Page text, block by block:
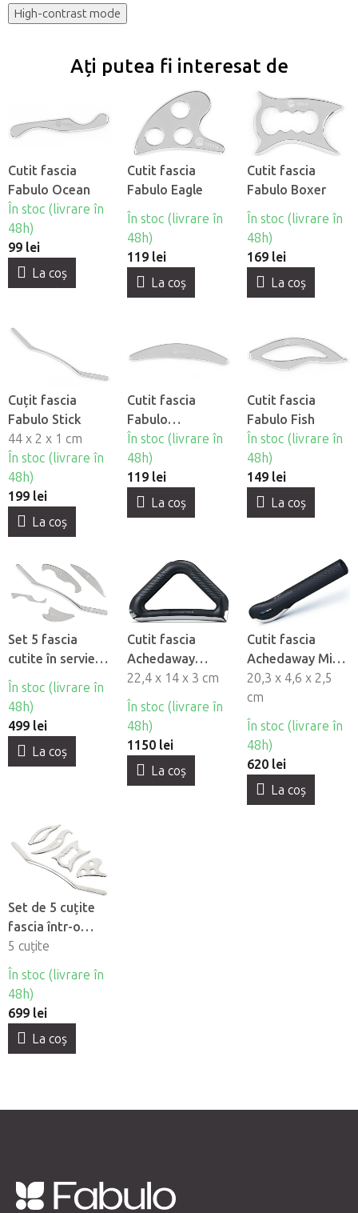
High-contrast mode
Ați putea fi interesat de
Cutit fascia
Fabulo Ocean
În stoc (livrare în
48h)
99 lei
La coş
Cutit fascia
Fabulo Eagle
În stoc (livrare în
48h)
119 lei
La coş
Cutit fascia
Fabulo Boxer
În stoc (livrare în
48h)
169 lei
La coş
Cuțit fascia
Fabulo Stick
44 x 2 x 1 cm
În stoc (livrare în
48h)
199 lei
La coş
Cutit fascia
Fabulo
Bumerang
În stoc (livrare în
48h)
119 lei
La coş
Cutit fascia
Fabulo Fish
În stoc (livrare în
48h)
149 lei
La coş
Set 5 fascia
cutite în servietã
Fabulo
În stoc (livrare în
48h)
499 lei
La coş
Cutit fascia
Achedaway
Racletă cu
încălzire
22,4 x 14 x 3 cm
În stoc (livrare în
48h)
1150 lei
La coş
Cutit fascia
Achedaway Mini
Scraper cu
încălzire
20,3 x 4,6 x 2,5
cm
În stoc (livrare în
48h)
620 lei
La coş
Set de 5 cuțite
fascia într-o
valiză Fabulo
FasciaBox II
5 cuțite
În stoc (livrare în
48h)
699 lei
La coş